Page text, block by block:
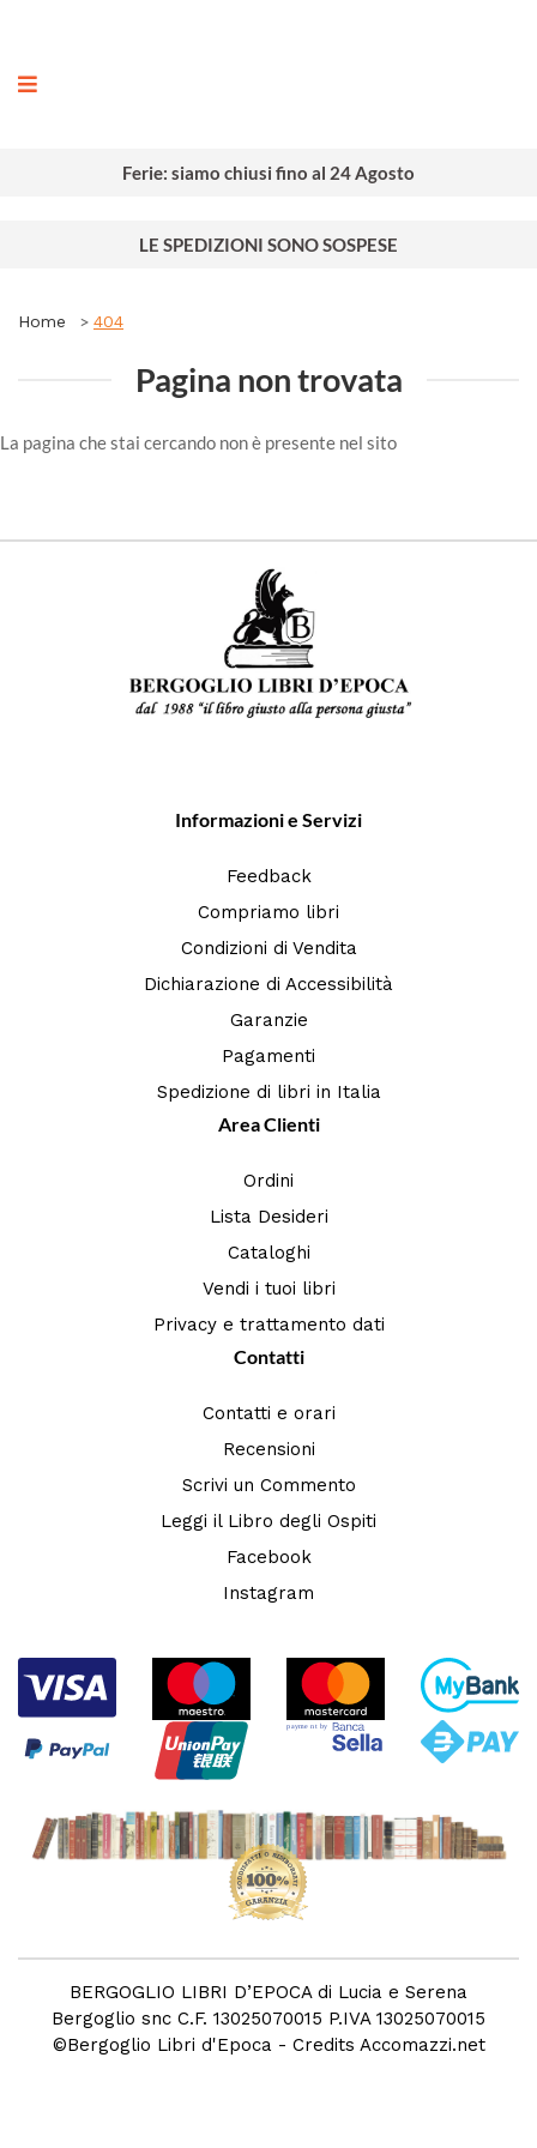
Ferie: siamo chiusi fino al 24 Agosto
LE SPEDIZIONI SONO SOSPESE
Home 404
Pagina non trovata
La pagina che stai cercando non è presente nel sito
Informazioni e Servizi
Feedback
Compriamo libri
Condizioni di Vendita
Dichiarazione di Accessibilità
Garanzie
Pagamenti
Spedizione di libri in Italia
Area Clienti
Ordini
Lista Desideri
Cataloghi
Vendi i tuoi libri
Privacy e trattamento dati
Contatti
Contatti e orari
Recensioni
Scrivi un Commento
Leggi il Libro degli Ospiti
Facebook
Instagram
BERGOGLIO LIBRI D’EPOCA di Lucia e Serena
Bergoglio snc C.F. 13025070015 P.IVA 13025070015
©Bergoglio Libri d'Epoca - Credits Accomazzi.net